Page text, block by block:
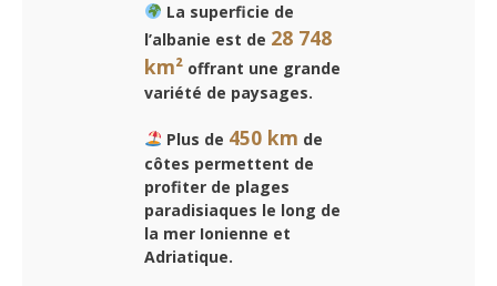
La superficie de
l’albanie est de 28 748
km² offrant une grande
variété de paysages.
Plus de 450 km de
côtes permettent de
profiter de plages
paradisiaques le long de
la mer Ionienne et
Adriatique.